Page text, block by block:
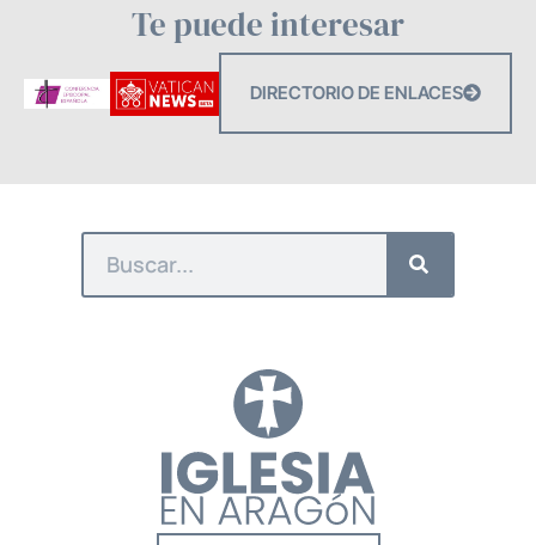
Te puede interesar
DIRECTORIO DE ENLACES